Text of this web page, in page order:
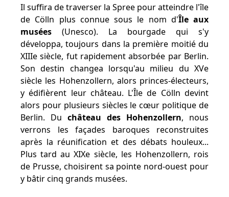
Il suffira de traverser la Spree pour atteindre l'île
de Cölln plus connue sous le nom d'Île aux
musées (Unesco). La bourgade qui s'y
développa, toujours dans la première moitié du
XIIIe siècle, fut rapidement absorbée par Berlin.
Son destin changea lorsqu'au milieu du XVe
siècle les Hohenzollern, alors princes-électeurs,
y édifièrent leur château. L'Île de Cölln devint
alors pour plusieurs siècles le cœur politique de
Berlin. Du château des Hohenzollern, nous
verrons les façades baroques reconstruites
après la réunification et des débats houleux...
Plus tard au XIXe siècle, les Hohenzollern, rois
de Prusse, choisirent sa pointe nord-ouest pour
y bâtir cinq grands musées.